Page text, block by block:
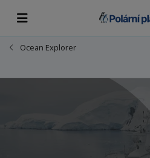
Ocean Explorer